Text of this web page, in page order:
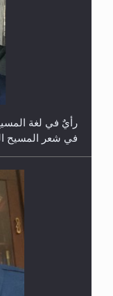
حفل توزيع
معرض القرآن
ريهيماكي في
في شعر المسيح